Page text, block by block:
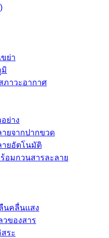
ย่า
มิ
ภาวะอากาศ
ย่าง
ายจากปากขวด
ายอัตโนมัติ
อมกวนสารละลาย
นคลื่นแสง
วของสาร
ระ